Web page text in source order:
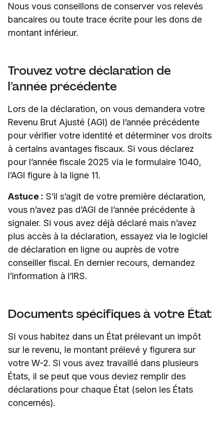
Nous vous conseillons de conserver vos relevés
bancaires ou toute trace écrite pour les dons de
montant inférieur.
Trouvez votre déclaration de
l’année précédente
Lors de la déclaration, on vous demandera votre
Revenu Brut Ajusté (AGI) de l’année précédente
pour vérifier votre identité et déterminer vos droits
à certains avantages fiscaux. Si vous déclarez
pour l’année fiscale 2025 via le formulaire 1040,
l’AGI figure à la ligne 11.
Astuce : S’il s’agit de votre première déclaration,
vous n’avez pas d’AGI de l’année précédente à
signaler. Si vous avez déjà déclaré mais n’avez
plus accès à la déclaration, essayez via le logiciel
de déclaration en ligne ou auprès de votre
conseiller fiscal. En dernier recours, demandez
l’information à l’IRS.
Documents spécifiques à votre État
Si vous habitez dans un État prélevant un impôt
sur le revenu, le montant prélevé y figurera sur
votre W-2. Si vous avez travaillé dans plusieurs
États, il se peut que vous deviez remplir des
déclarations pour chaque État (selon les États
concernés).